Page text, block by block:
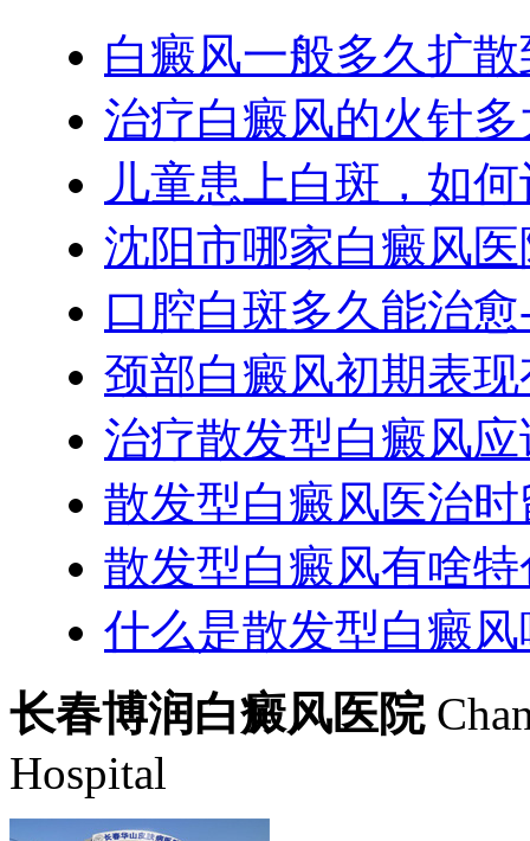
白癜风一般多久扩
治疗白癜风的火针多
儿童患上白斑，如
沈阳市哪家白癜风
口腔白斑多久能治
颈部白癜风初期表
治疗散发型白癜风
散发型白癜风医治
散发型白癜风有啥特
什么是散发型白癜风
长春博润白癜风医院
Hospital